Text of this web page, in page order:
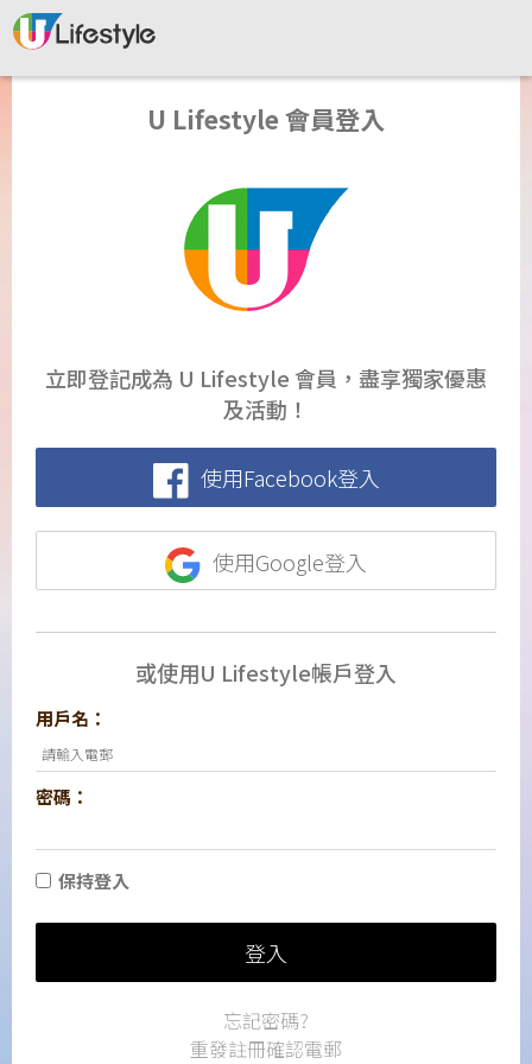
U Lifestyle 會員登入
立即登記成為 U Lifestyle 會員，盡享獨家優惠
及活動！
使用Facebook登入
使用Google登入
或使用U Lifestyle帳戶登入
用戶名：
密碼：
保持登入
登入
忘記密碼?
重發註冊確認電郵